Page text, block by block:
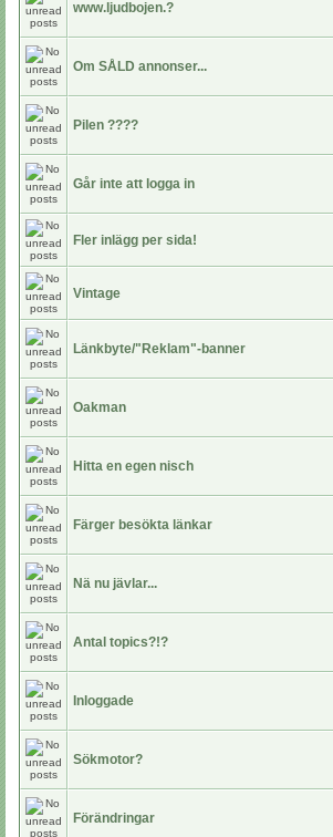
www.ljudbojen.?
Om SÅLD annonser...
Pilen ????
Går inte att logga in
Fler inlägg per sida!
Vintage
Länkbyte/"Reklam"-banner
Oakman
Hitta en egen nisch
Färger besökta länkar
Nä nu jävlar...
Antal topics?!?
Inloggade
Sökmotor?
Förändringar